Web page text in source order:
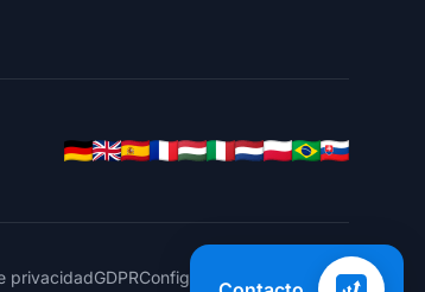
privacidadGDPRConfiguración de Cookies